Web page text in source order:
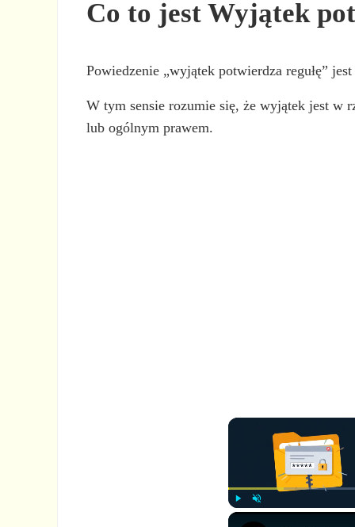
Co to jest Wyjątek
Powiedzenie „wyjątek potwierdza regułę”
W tym sensie rozumie się, że wyjątek jest w
lub ogólnym prawem.
P U